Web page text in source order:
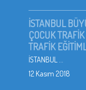
İSTANBUL
ÇOCUK
TRAFİK
İSTANBUL ...
12 Kasım 2018